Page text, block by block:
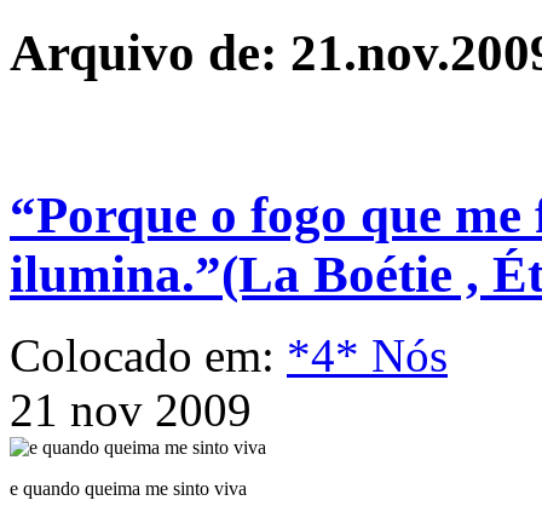
Arquivo de:
“Porque o fogo que
ilumina.”(La Boétie ,
Colocado em: *4* Nós
21 nov 2009
e quando queima me sinto viva